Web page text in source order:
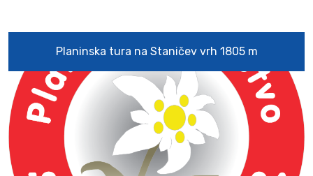
Planinska tura na Staničev vrh 1805 m